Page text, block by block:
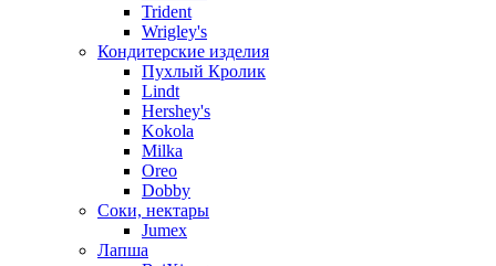
Trident
Wrigley's
Кондитерские изделия
Пухлый Кролик
Lindt
Hershey's
Kokola
Milka
Oreo
Dobby
Соки, нектары
Jumex
Лапша